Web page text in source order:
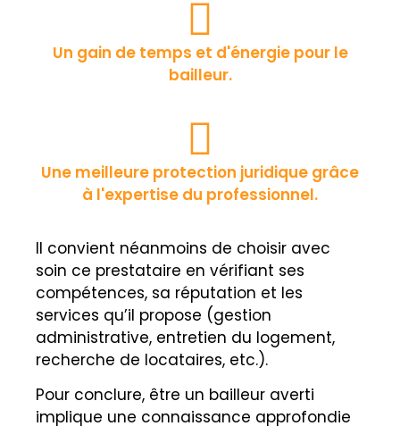
Un gain de temps et d'énergie pour le
bailleur.
Une meilleure protection juridique grâce
à l'expertise du professionnel.
Il convient néanmoins de choisir avec
soin ce prestataire en vérifiant ses
compétences, sa réputation et les
services qu’il propose (gestion
administrative, entretien du logement,
recherche de locataires, etc.).
Pour conclure, être un bailleur averti
implique une connaissance approfondie